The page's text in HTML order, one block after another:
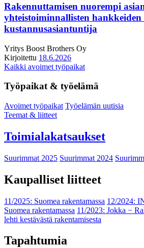
Rakennuttamisen nuorempi
yhteistoiminnallisten
kustannusasiantuntija
Yritys Boost Brothers Oy
Kirjoitettu 18.6.2026
Kaikki avoimet työpaikat
Työpaikat & työelämä
Avoimet työpaikat Työelämän uutisia
Teemat & liitteet
Toimialakatsaukset
Suurimmat 2025 Suurimmat 2024
Kaupalliset liitteet
11/2025: Suomea rakentamassa 12/2024:
Suomea rakentamassa 11/2023: Jokka −
lehti kestävästä rakentamisesta
Tapahtumia